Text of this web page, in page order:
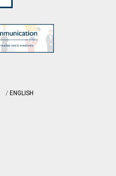
ENGLISH